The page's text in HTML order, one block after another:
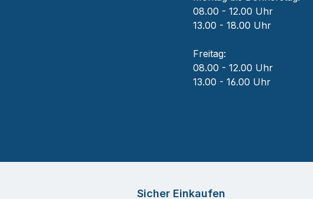
08.00 - 12.00 Uhr
13.00 - 18.00 Uhr
Freitag:
08.00 - 12.00 Uhr
13.00 - 16.00 Uhr
Sicher Einkaufen